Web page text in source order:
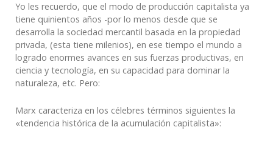
Yo les recuerdo, que el modo de producción capitalista ya
tiene quinientos años -por lo menos desde que se
desarrolla la sociedad mercantil basada en la propiedad
privada, (esta tiene milenios), en ese tiempo el mundo a
logrado enormes avances en sus fuerzas productivas, en
ciencia y tecnología, en su capacidad para dominar la
naturaleza, etc. Pero:
Marx caracteriza en los célebres términos siguientes la
«tendencia histórica de la acumulación capitalista»: